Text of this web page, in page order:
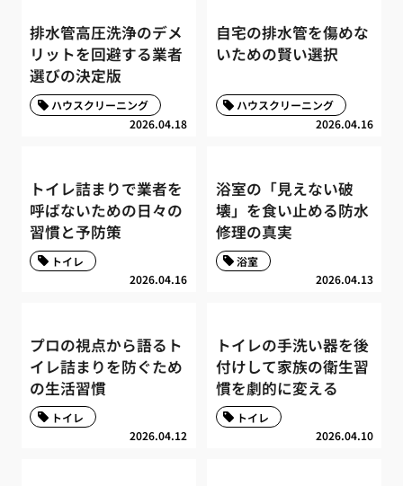
排水管高圧洗浄のデメ
リットを回避する業者
選びの決定版
2026.04.18
ハウスクリーニング
自宅の排水管を傷めな
いための賢い選択
2026.04.16
ハウスクリーニング
トイレ詰まりで業者を
呼ばないための日々の
習慣と予防策
2026.04.16
トイレ
浴室の「見えない破
壊」を食い止める防水
修理の真実
2026.04.13
浴室
プロの視点から語るト
イレ詰まりを防ぐため
の生活習慣
2026.04.12
トイレ
トイレの手洗い器を後
付けして家族の衛生習
慣を劇的に変える
2026.04.10
トイレ